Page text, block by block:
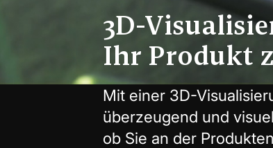
3D-
Ihr Produkt
Mit einer 3D-
überzeugend und
ob Sie an der